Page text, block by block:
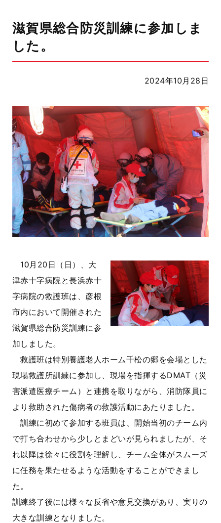
滋賀県総合防災訓練に参加しま
した。
2024年10月28日
10月20日（日）、大
津赤十字病院と長浜赤十
字病院の救護班は、彦根
市内において開催された
滋賀県総合防災訓練に参
加しました。
救護班は特別養護老人ホーム千松の郷を会場とした
現場救護所訓練に参加し、現場を指揮するDMAT（災
害派遣医療チーム）と連携を取りながら、消防隊員に
より救助された傷病者の救護活動にあたりました。
訓練に初めて参加する班員は、開始当初のチーム内
で打ち合わせから少しとまどいが見られましたが、そ
れ以降は徐々に役割を理解し、チーム全体がスムーズ
に任務を果たせるような活動をすることができまし
た。
訓練終了後には様々な反省や意見交換があり、実りの
大きな訓練となりました。